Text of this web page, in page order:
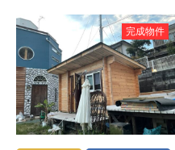
完成物件